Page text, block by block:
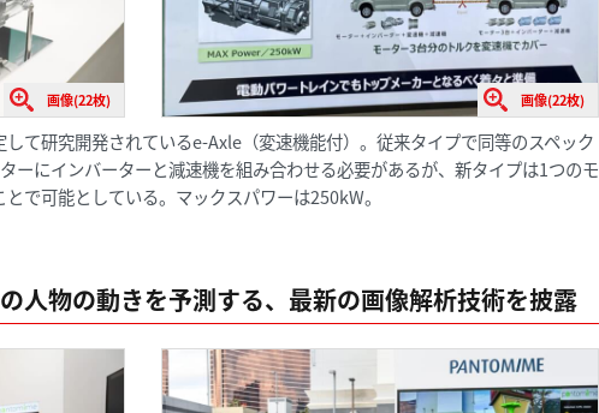
画像(22枚) 画像(22枚)
て研究開発されているe-Axle（変速機能付）。従来タイプで同等のスペック
ーにインバーターと減速機を組み合わせる必要があるが、新タイプは1つのモ
で可能としている。マックスパワーは250kW。
人物の動きを予測する、最新の画像解析技術を披露